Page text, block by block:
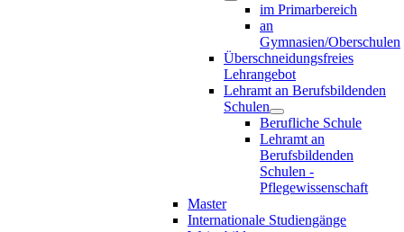
im Primarbereich
an
Gymnasien/Oberschulen
Überschneidungsfreies
Lehrangebot
Lehramt an Berufsbildenden
Schulen
Berufliche Schule
Lehramt an
Berufsbildenden
Schulen -
Pflegewissenschaft
Master
Internationale Studiengänge